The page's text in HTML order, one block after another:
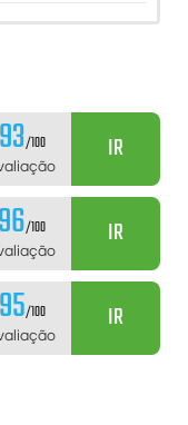
93/100 IR
96/100 IR
95/100 IR